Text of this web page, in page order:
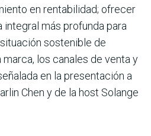
en rentabilidad; ofrecer
integral más profunda para
sosteni­ble de
los canales de venta y
en la presentación a
Chen y de la host Solange